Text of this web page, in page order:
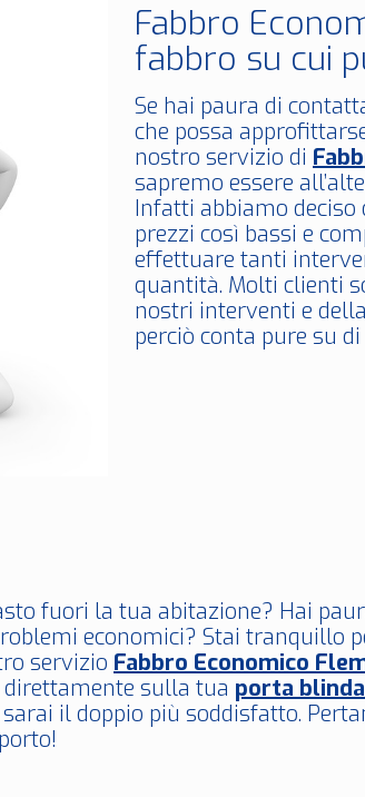
Fabbro
fabbro su cui
Se hai paura di
che possa
nostro servizio di
sapremo essere
Infatti abbiamo
prezzi così bassi e
effettuare tanti
quantità. Molti clienti
nostri interventi e
perciò conta pure su di
fuori la tua abitazione? Hai
economici? Stai tranquillo
servizio Fabbro Economico
sulla tua porta
il doppio più soddisfatto.